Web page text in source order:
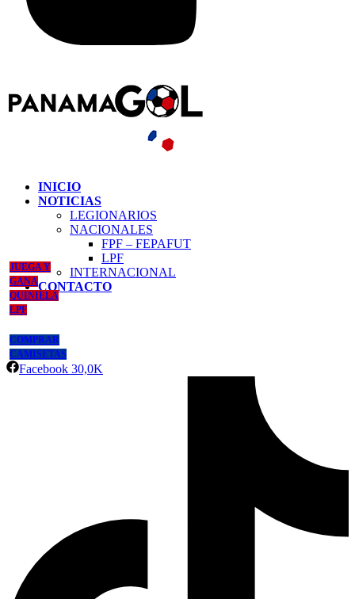
INICIO
NOTICIAS
LEGIONARIOS
NACIONALES
FPF – FEPAFUT
LPF
INTERNACIONAL
CONTACTO
JUEGA Y
GANA
QUINIELA
LPF
COMPRAR
CAMISETAS
Facebook 30,0K